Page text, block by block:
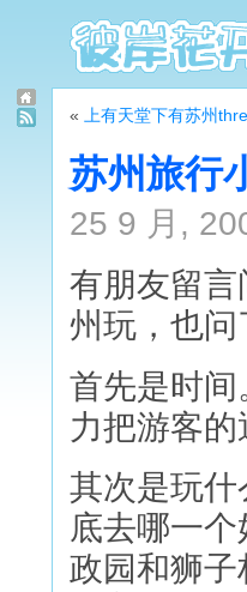
« 上有天堂下有苏州
苏州旅行
25 9 月,
有朋友留
州玩，也
首先是时
力把游客
其次是玩
底去哪一
政园和狮